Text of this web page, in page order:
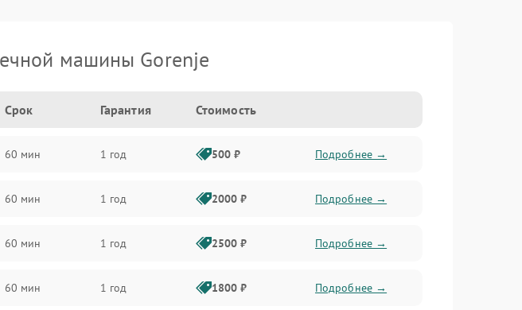
машины Gorenje
Срок Гарантия Стоимость
60 мин 1 год 500 ₽ Подробнее →
60 мин 1 год 2000 ₽ Подробнее →
60 мин 1 год 2500 ₽ Подробнее →
60 мин 1 год 1800 ₽ Подробнее →